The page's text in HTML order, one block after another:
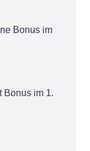
Bonus im
Bonus im 1.